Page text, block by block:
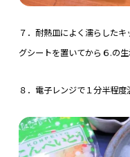
７．耐熱皿によく濡らした
グシートを置いてから６.の
８．電子レンジで１分半程度